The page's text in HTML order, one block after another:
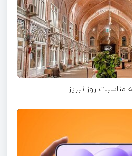
مناسبت روز تبریز